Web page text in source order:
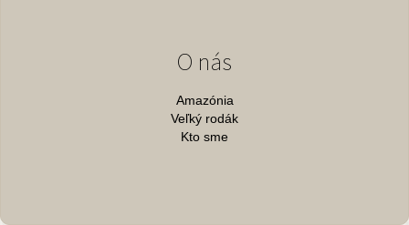
O nás
Amazónia
Veľký rodák
Kto sme